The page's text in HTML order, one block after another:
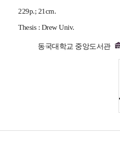
229p.; 21cm.
Thesis : Drew Univ.
동국대학교 중앙도서관